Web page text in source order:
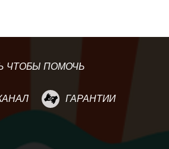
ЧТОБЫ ПОМОЧЬ
ГАРАНТИИ